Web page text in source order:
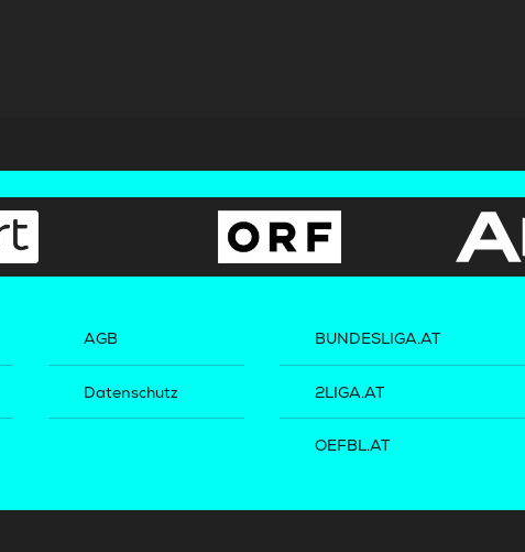
AGB
Datenschutz
BUNDESLIGA.AT
2LIGA.AT
OEFBL.AT